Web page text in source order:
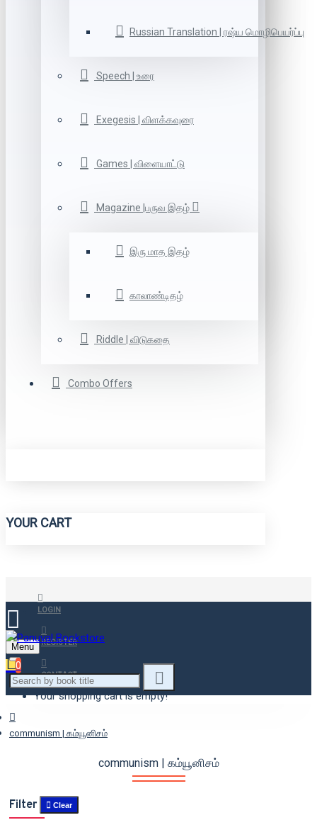
Russian Translation | ரஷ்ய மொழிபெயர்ப்பு
Speech | உரை
Exegesis | விளக்கவுரை
Games | விளையாட்டு
Magazine |பருவ இதழ்
இரு மாத இதழ்
காலாண்டிதழ்
Riddle | விடுகதை
Combo Offers
YOUR CART
LOGIN
REGISTER
CONTACT
Menu
0
Your shopping cart is empty!
communism | கம்யூனிசம்
communism | கம்யூனிசம்
Filter Clear